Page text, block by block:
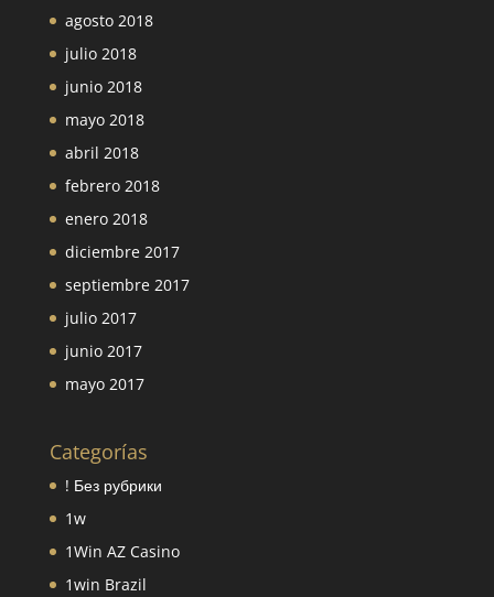
agosto 2018
julio 2018
junio 2018
mayo 2018
abril 2018
febrero 2018
enero 2018
diciembre 2017
septiembre 2017
julio 2017
junio 2017
mayo 2017
Categorías
! Без рубрики
1w
1Win AZ Casino
1win Brazil